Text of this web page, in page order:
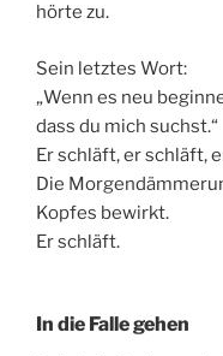
hörte zu.
Sein letztes Wort:
„Wenn es neu
dass du mich suchst.“
Er schläft, er schläft,
Die
Kopfes bewirkt.
Er schläft.
In die Falle gehen